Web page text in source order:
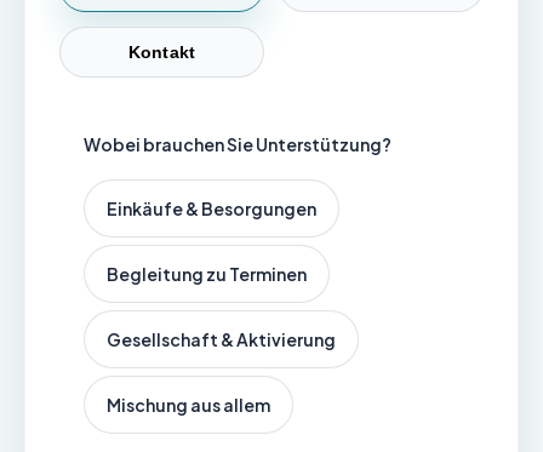
Kontakt
Wobei brauchen Sie Unterstützung?
Einkäufe & Besorgungen
Begleitung zu Terminen
Gesellschaft & Aktivierung
Mischung aus allem